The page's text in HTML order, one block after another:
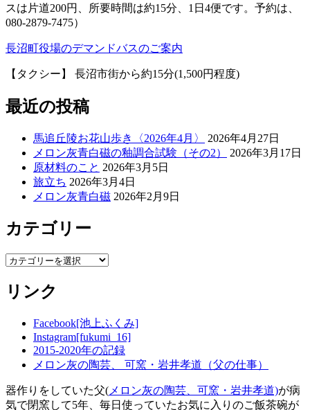
スは片道200円、所要時間は約15分、1日4便です。予約は、
080-2879-7475）
長沼町役場のデマンドバスのご案内
【タクシー】 長沼市街から約15分(1,500円程度)
最近の投稿
馬追丘陵お花山歩き〈2026年4月〉
2026年4月27日
メロン灰青白磁の釉調合試験（その2）
2026年3月17日
原材料のこと 2026年3月5日
旅立ち 2026年3月4日
メロン灰青白磁 2026年2月9日
カテゴリー
カ
ゴ
リ
リンク
Facebook[池上ふくみ]
Instagram[fukumi_16]
2015-2020年の記録
メロン灰の陶芸、 可窯・岩井孝道（父の仕事）
器作りをしていた父( メロン灰の陶芸、可窯・岩井孝道)が病
気で閉窯して5年、毎日使っていたお気に入りのご飯茶碗が